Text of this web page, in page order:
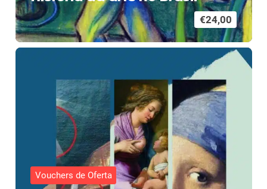
€24,00
Vouchers de Oferta